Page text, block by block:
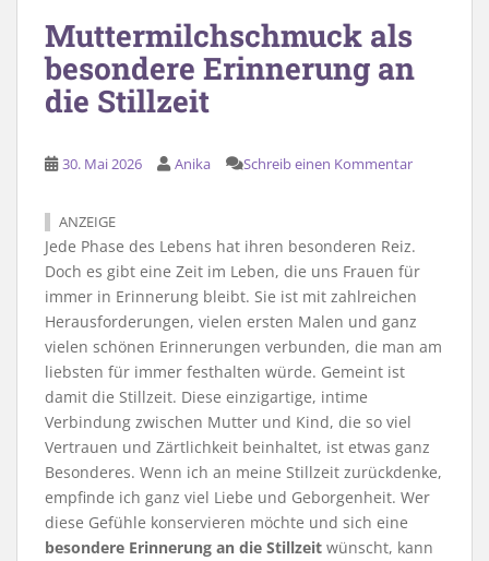
Muttermilchschmuck als
besondere Erinnerung an
die Stillzeit
30. Mai 2026 Anika Schreib einen Kommentar
ANZEIGE
Jede Phase des Lebens hat ihren besonderen Reiz.
Doch es gibt eine Zeit im Leben, die uns Frauen für
immer in Erinnerung bleibt. Sie ist mit zahlreichen
Herausforderungen, vielen ersten Malen und ganz
vielen schönen Erinnerungen verbunden, die man am
liebsten für immer festhalten würde. Gemeint ist
damit die Stillzeit. Diese einzigartige, intime
Verbindung zwischen Mutter und Kind, die so viel
Vertrauen und Zärtlichkeit beinhaltet, ist etwas ganz
Besonderes. Wenn ich an meine Stillzeit zurückdenke,
empfinde ich ganz viel Liebe und Geborgenheit. Wer
diese Gefühle konservieren möchte und sich eine
besondere Erinnerung an die Stillzeit wünscht, kann